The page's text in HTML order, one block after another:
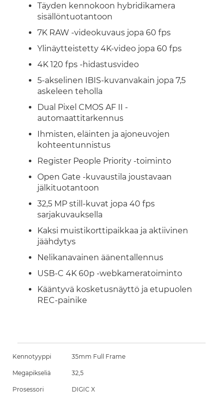
Täyden kennokoon hybridikamera
sisällöntuotantoon
7K RAW -videokuvaus jopa 60 fps
Ylinäytteistetty 4K-video jopa 60 fps
4K 120 fps -hidastusvideo
5-akselinen IBIS-kuvanvakain jopa 7,5
askeleen teholla
Dual Pixel CMOS AF II -
automaattitarkennus
Ihmisten, eläinten ja ajoneuvojen
kohteentunnistus
Register People Priority -toiminto
Open Gate -kuvaustila joustavaan
jälkituotantoon
32,5 MP still-kuvat jopa 40 fps
sarjakuvauksella
Kaksi muistikorttipaikkaa ja aktiivinen
jäähdytys
Nelikanavainen äänentallennus
USB-C 4K 60p -webkameratoiminto
Kääntyvä kosketusnäyttö ja etupuolen
REC-painike
Kennotyyppi 35mm Full Frame
Megapikseliä 32,5
Prosessori DIGIC X